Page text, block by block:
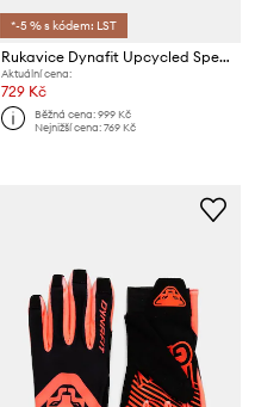
*-5 % s kódem: LST
Rukavice Dynafit Upcycled Speed
Aktuální cena:
729 Kč
Běžná cena:999 Kč
Nejnižší cena:769 Kč